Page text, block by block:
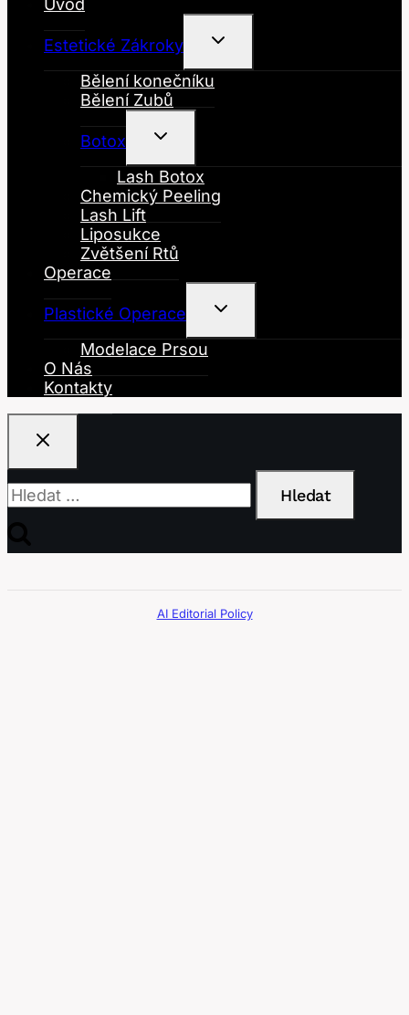
Estetické Zákroky
Toggle
Menu
Bělení konečníku
Bělení Zubů
Botox
Toggle
Menu
Lash Botox
Chemický Peeling
Lash Lift
Liposukce
Zvětšení Rtů
Operace
Plastické Operace
Toggle
Menu
Modelace Prsou
O Nás
Kontakty
Vyhledávání
AI Editorial Policy